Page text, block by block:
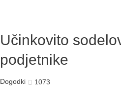
Učinkovito
podjetnike
Dogodki 1073